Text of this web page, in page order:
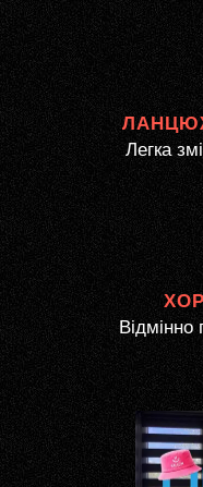
Легка
Відмінно